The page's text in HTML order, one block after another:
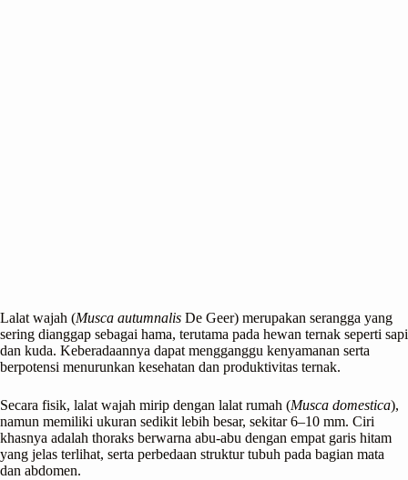
Lalat wajah (Musca autumnalis De Geer) merupakan serangga yang
sering dianggap sebagai hama, terutama pada hewan ternak seperti sapi
dan kuda. Keberadaannya dapat mengganggu kenyamanan serta
berpotensi menurunkan kesehatan dan produktivitas ternak.
Secara fisik, lalat wajah mirip dengan lalat rumah (Musca domestica),
namun memiliki ukuran sedikit lebih besar, sekitar 6–10 mm. Ciri
khasnya adalah thoraks berwarna abu-abu dengan empat garis hitam
yang jelas terlihat, serta perbedaan struktur tubuh pada bagian mata
dan abdomen.